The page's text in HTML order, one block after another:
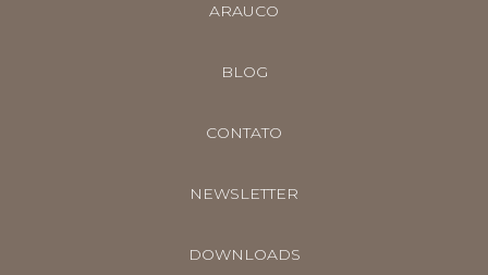
ARAUCO
BLOG
CONTATO
NEWSLETTER
DOWNLOADS